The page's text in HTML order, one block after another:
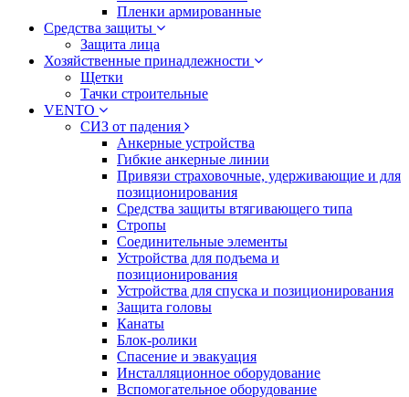
Пленки армированные
Средства защиты
Защита лица
Хозяйственные принадлежности
Щетки
Тачки строительные
VENTO
СИЗ от падения
Анкерные устройства
Гибкие анкерные линии
Привязи страховочные, удерживающие и для
позиционирования
Средства защиты втягивающего типа
Стропы
Соединительные элементы
Устройства для подъема и
позиционирования
Устройства для спуска и позиционирования
Защита головы
Канаты
Блок-ролики
Спасение и эвакуация
Инсталляционное оборудование
Вспомогательное оборудование